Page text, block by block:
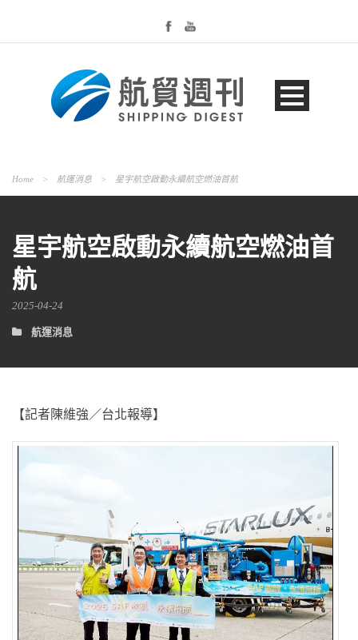
Home > 航運消息 > 星宇航空啟動永續航空燃油首航
星宇航空啟動永續航空燃油首
航
2025-04-24
航運消息
【記者陳維強／台北報導】